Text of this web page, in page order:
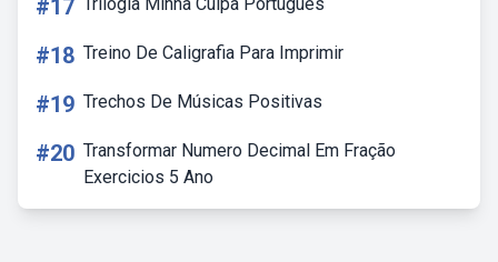
#17
#18 Treino De Caligrafia Para Imprimir
#19 Trechos De Músicas Positivas
#20 Transformar Numero Decimal Em Fração
Exercicios 5 Ano